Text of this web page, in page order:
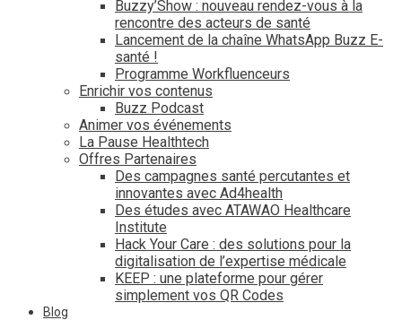
Buzzy’Show : nouveau rendez-vous à la
rencontre des acteurs de santé
Lancement de la chaîne WhatsApp Buzz E-
santé !
Programme Workfluenceurs
Enrichir vos contenus
Buzz Podcast
Animer vos événements
La Pause Healthtech
Offres Partenaires
Des campagnes santé percutantes et
innovantes avec Ad4health
Des études avec ATAWAO Healthcare
Institute
Hack Your Care : des solutions pour la
digitalisation de l’expertise médicale
KEEP : une plateforme pour gérer
simplement vos QR Codes
Blog